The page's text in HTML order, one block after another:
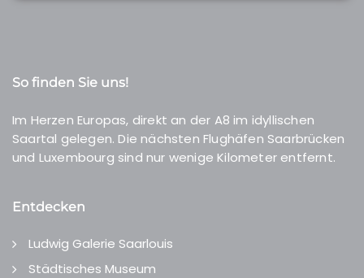
So finden Sie uns!
Im Herzen Europas, direkt an der A8 im idyllischen
Saartal gelegen. Die nächsten Flughäfen Saarbrücken
und Luxembourg sind nur wenige Kilometer entfernt.
Entdecken
Ludwig Galerie Saarlouis
Städtisches Museum